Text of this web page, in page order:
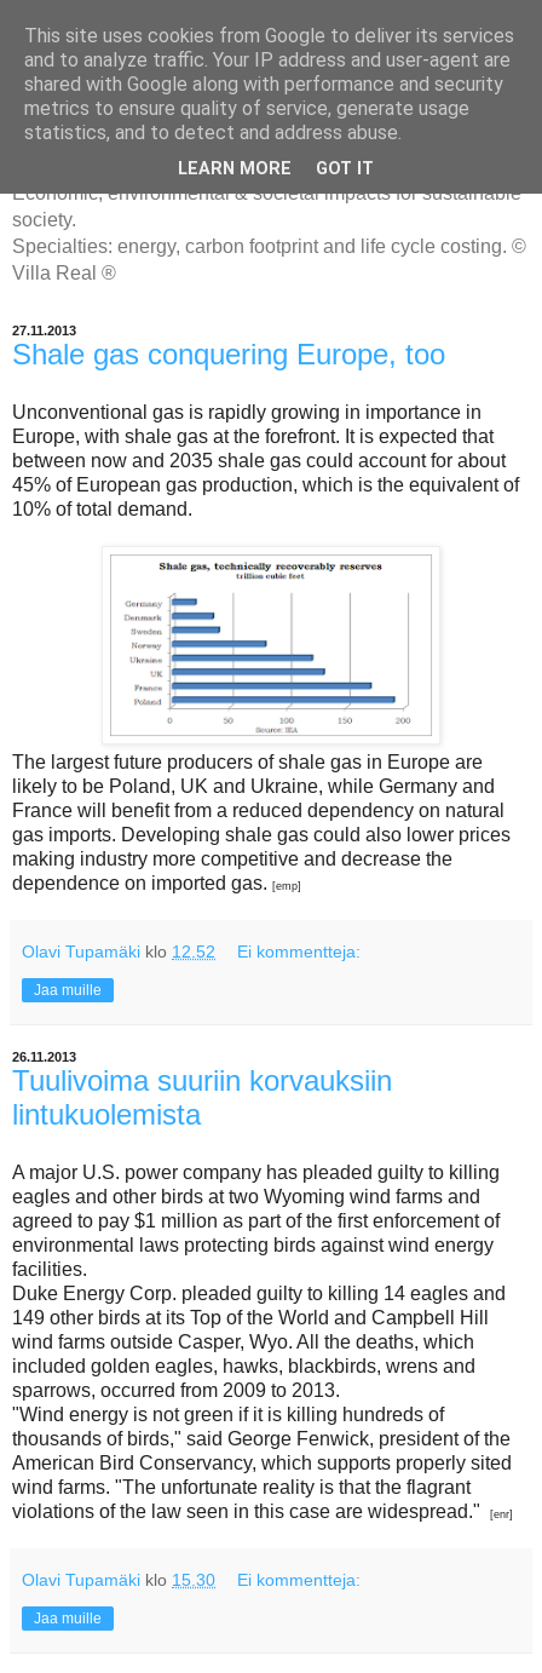
ENERGIATYHMYRIT
Economic, environmental & societal impacts for sustainable
society.
Specialties: energy, carbon footprint and life cycle costing. ©
Villa Real ®
27.11.2013
Shale gas conquering Europe, too
Unconventional gas is rapidly growing in importance in
Europe, with shale gas at the forefront. It is expected that
between now and 2035 shale gas could account for about
45% of European gas production, which is the equivalent of
10% of total demand.
The largest future producers of shale gas in Europe are
likely to be Poland, UK and Ukraine, while Germany and
France will benefit from a reduced dependency on natural
gas imports. Developing shale gas could also lower prices
making industry more competitive and decrease the
dependence on imported gas. [emp]
Olavi Tupamäki klo 12.52 Ei kommentteja:
Jaa muille
26.11.2013
Tuulivoima suuriin korvauksiin
lintukuolemista
A major U.S. power company has pleaded guilty to killing
eagles and other birds at two Wyoming wind farms and
agreed to pay $1 million as part of the first enforcement of
environmental laws protecting birds against wind energy
facilities.
Duke Energy Corp. pleaded guilty to killing 14 eagles and
149 other birds at its Top of the World and Campbell Hill
wind farms outside Casper, Wyo. All the deaths, which
included golden eagles, hawks, blackbirds, wrens and
sparrows, occurred from 2009 to 2013.
"Wind energy is not green if it is killing hundreds of
thousands of birds," said George Fenwick, president of the
American Bird Conservancy, which supports properly sited
wind farms. "The unfortunate reality is that the flagrant
violations of the law seen in this case are widespread."
[enr]
Olavi Tupamäki klo 15.30 Ei kommentteja:
Jaa muille
This site uses cookies from Google to deliver its services
and to analyze traffic. Your IP address and user-agent are
shared with Google along with performance and security
metrics to ensure quality of service, generate usage
statistics, and to detect and address abuse.
LEARN MORE GOT IT